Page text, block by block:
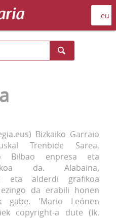
Bizkaiko Garraio
Trenbide Sarea,
Bilbao enpresa eta
da. Alabaina,
eta alderdi grafikoa
da erabili honen
gabe. 'Mario Leónen
copyright-a dute (Ik.